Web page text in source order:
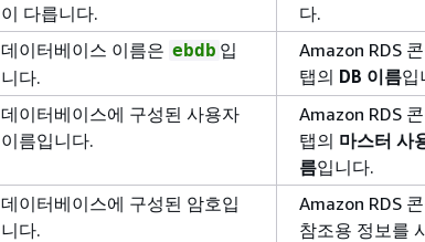
이 다릅니다.
다.
데이터베이스 이름은 ebdb 입
니다.
Amazon RDS
탭의 DB 이름입
데이터베이스에 구성된 사용자
이름입니다.
Amazon RDS
탭의 마스터 사
름입니다.
데이터베이스에 구성된 암호입
니다.
Amazon RDS
참조용 정보를